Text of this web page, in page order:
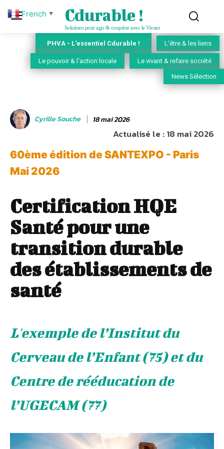
Cdurable !
Solutions pour agir & coopérer avec le Vivant
PHVA - L'essentiel Cdurable ! L'être & les liens
Le pouvoir & l'action locale Le vivant & refaire société
News Sélection
Cyrille Souche 18 mai 2026
Actualisé le :18 mai 2026
60ème édition de SANTEXPO - Paris
Mai 2026
Certification HQE
Santé pour une
transition durable
des établissements de
santé
L'exemple de l’Institut du
Cerveau de l’Enfant (75) et du
Centre de rééducation de
l’UGECAM (77)
French ▼